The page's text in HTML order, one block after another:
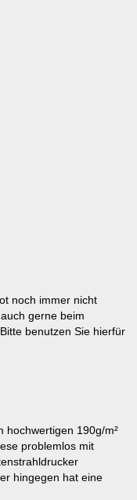
noch immer nicht
gerne beim
benutzen Sie hierfür
hochwertigen 190g/m²
problemlos mit
hingegen hat eine